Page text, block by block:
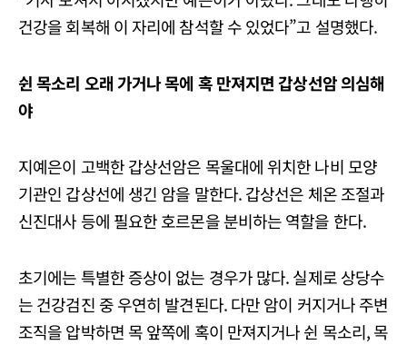
건강을 회복해 이 자리에 참석할 수 있었다”고 설명했다.
쉰 목소리 오래 가거나 목에 혹 만져지면 갑상선암 의심해
야
지예은이 고백한 갑상선암은 목울대에 위치한 나비 모양
기관인 갑상선에 생긴 암을 말한다. 갑상선은 체온 조절과
신진대사 등에 필요한 호르몬을 분비하는 역할을 한다.
초기에는 특별한 증상이 없는 경우가 많다. 실제로 상당수
는 건강검진 중 우연히 발견된다. 다만 암이 커지거나 주변
조직을 압박하면 목 앞쪽에 혹이 만져지거나 쉰 목소리, 목